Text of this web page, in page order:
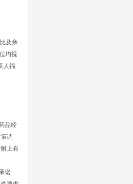
及亲
均视
人福
品经
调
上有
诺